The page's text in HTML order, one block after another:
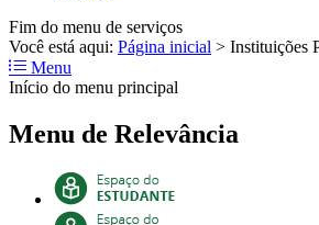
Fim do menu de serviços
Você está aqui: Página inicial > Instituições
Menu
Início do menu principal
Menu de Relevância